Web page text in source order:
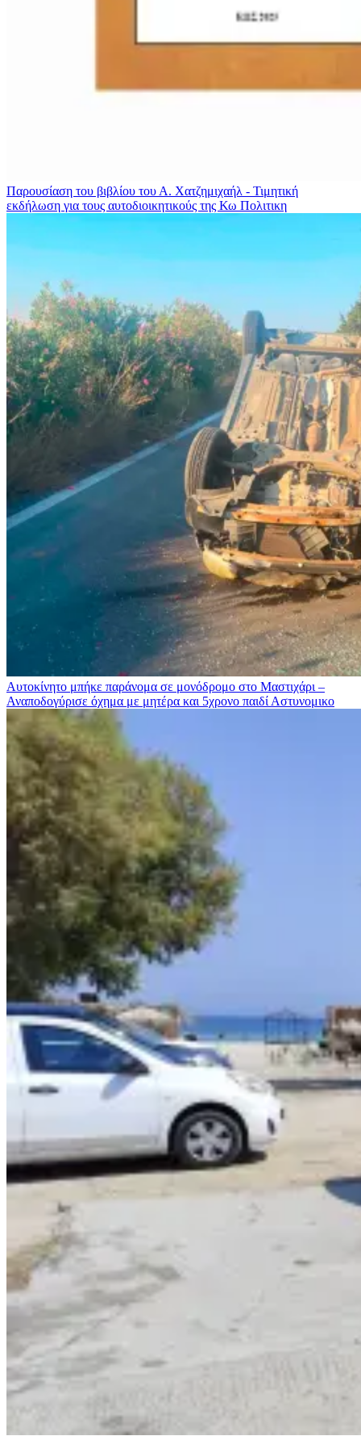
Παρουσίαση του βιβλίου του Α. Χατζημιχαήλ - Τιμητική
εκδήλωση για τους αυτοδιοικητικούς της Κω Πολιτικη
Αυτοκίνητο μπήκε παράνομα σε μονόδρομο στο Μαστιχάρι –
Αναποδογύρισε όχημα με μητέρα και 5χρονο παιδί Αστυνομικο